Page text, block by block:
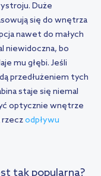
Duże
się do wnętrza
nawet do małych
niewidoczna, bo
mu głębi. Jeśli
przedłużeniem tych
staje się niemal
optycznie wnętrze
rzeczodpływu
tak popularna?